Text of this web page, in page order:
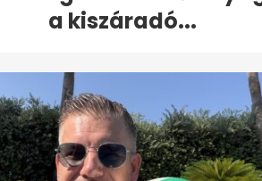
a kiszáradó...